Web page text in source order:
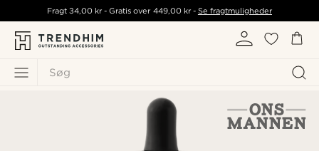
Søg
Fragt34,00 kr - Gratis over 449,00 kr- Se fragtmuligheder